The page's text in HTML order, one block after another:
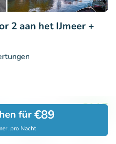
Buchungen
für€89
pro Nacht
2 aan het IJmeer +
€151 €115